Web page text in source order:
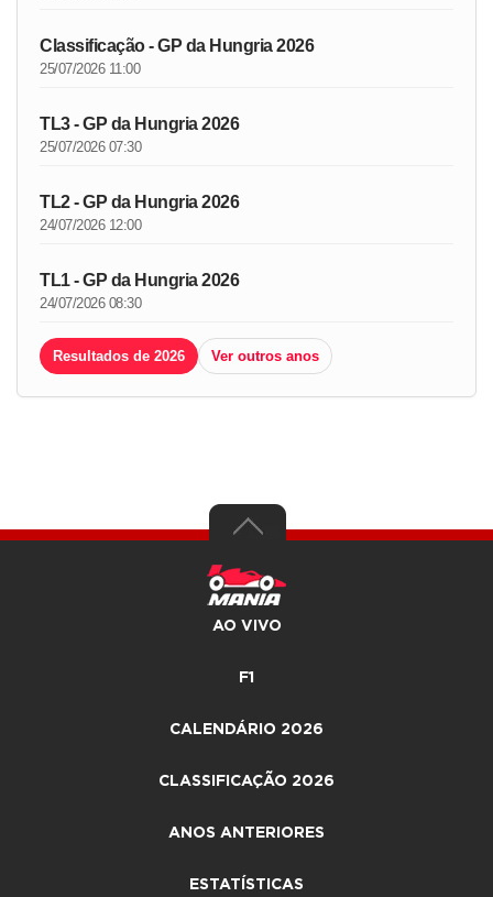
Classificação - GP da Hungria 2026
25/07/2026 11:00
TL3 - GP da Hungria 2026
25/07/2026 07:30
TL2 - GP da Hungria 2026
24/07/2026 12:00
TL1 - GP da Hungria 2026
24/07/2026 08:30
Resultados de 2026 Ver outros anos
AO VIVO
F1
CALENDÁRIO 2026
CLASSIFICAÇÃO 2026
ANOS ANTERIORES
ESTATÍSTICAS